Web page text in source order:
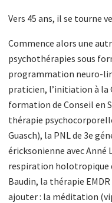
Vers 45 ans, il se tourne
Commence alors une
psychothérapies sous
programmation neuro-
praticien, l’initiation à la
formation de Conseil en
thérapie
Guasch), la PNL de 3e
éricksonienne avec
respiration holotropique
Baudin, la thérapie
ajouter : la méditation